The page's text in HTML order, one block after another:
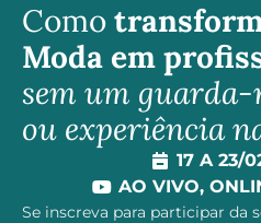
Como
Moda em
sem um
ou experiência
17 A 23/
AO VIVO,
Se inscreva para participar da